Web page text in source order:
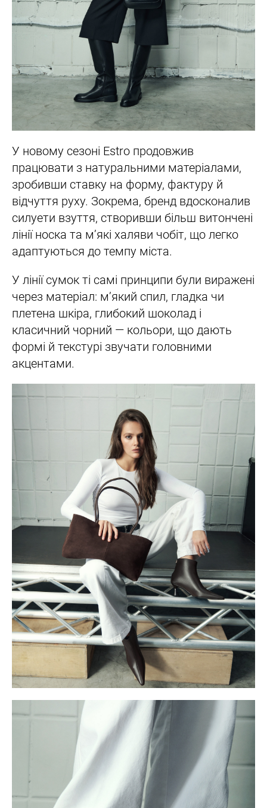
У новому сезоні Estro продовжив
працювати з натуральними матеріалами,
зробивши ставку на форму, фактуру й
відчуття руху. Зокрема, бренд вдосконалив
силуети взуття, створивши більш витончені
лінії носка та м’які халяви чобіт, що легко
адаптуються до темпу міста.
У лінії сумок ті самі принципи були виражені
через матеріал: м’який спил, гладка чи
плетена шкіра, глибокий шоколад і
класичний чорний — кольори, що дають
формі й текстурі звучати головними
акцентами.